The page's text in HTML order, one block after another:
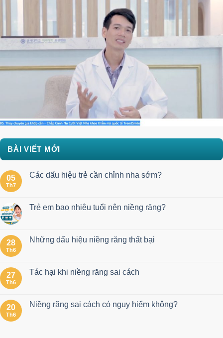
BÀI VIẾT MỚI
05
Th7
Các dấu hiệu trẻ cần chỉnh nha sớm?
Trẻ em bao nhiêu tuổi nên niềng răng?
28
Th6
Những dấu hiệu niềng răng thất bại
27
Th6
Tác hại khi niềng răng sai cách
20
Th6
Niềng răng sai cách có nguy hiểm không?